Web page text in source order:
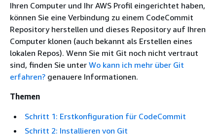
Ihren Computer und Ihr AWS Profil eingerichtet haben,
können Sie eine Verbindung zu einem CodeCommit
Repository herstellen und dieses Repository auf Ihren
Computer klonen (auch bekannt als Erstellen eines
lokalen Repos). Wenn Sie mit Git noch nicht vertraut
sind, finden Sie unter Wo kann ich mehr über Git
erfahren? genauere Informationen.
Themen
Schritt 1: Erstkonfiguration für CodeCommit
Schritt 2: Installieren von Git